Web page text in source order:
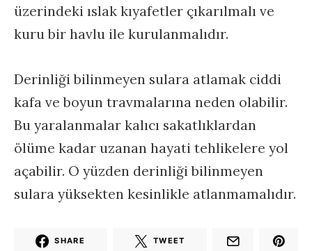
üzerindeki ıslak kıyafetler çıkarılmalı ve
kuru bir havlu ile kurulanmalıdır.
Derinliği bilinmeyen sulara atlamak ciddi
kafa ve boyun travmalarına neden olabilir.
Bu yaralanmalar kalıcı sakatlıklardan
ölüme kadar uzanan hayati tehlikelere yol
açabilir. O yüzden derinliği bilinmeyen
sulara yüksekten kesinlikle atlanmamalıdır.
SHARE TWEET